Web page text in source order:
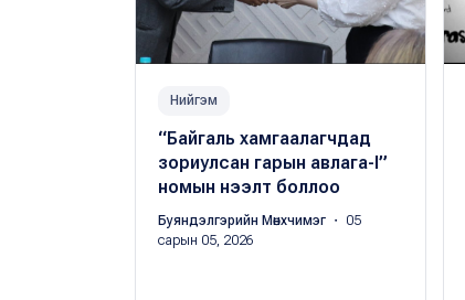
Нийгэм
“Байгаль хамгаалагчдад
зориулсан гарын авлага-I”
номын нээлт боллоо
Буяндэлгэрийн Мөнхчимэг ・ 05
сарын 05, 2026